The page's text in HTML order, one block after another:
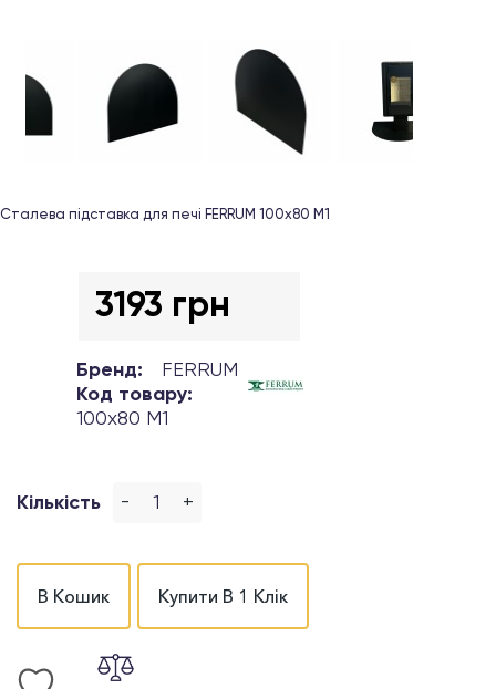
Сталева підставка для печі FERRUM 100х80 М1
3193 грн
Бренд:
FERRUM
Код товару:
100х80 М1
Кількість - +
В Кошик Купити В 1 Клік